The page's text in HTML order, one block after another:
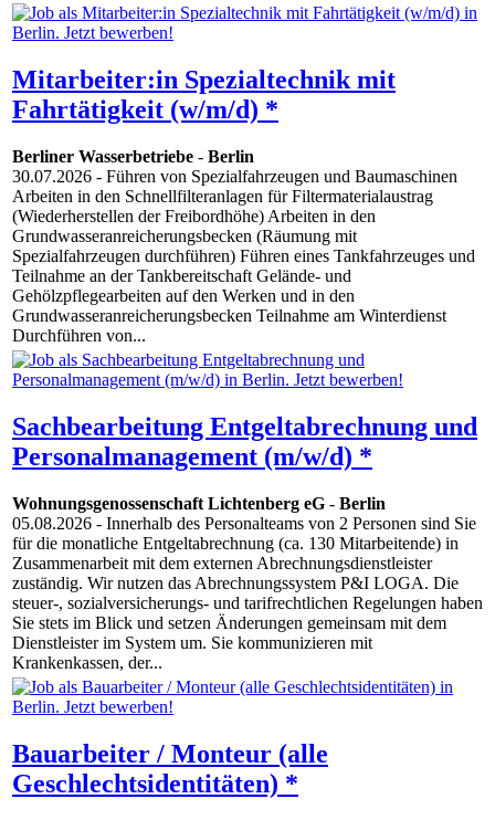
Mitarbeiter:in Spezialtechnik mit
Fahrtätigkeit (w/m/d) *
Berliner Wasserbetriebe - Berlin
30.07.2026 - Führen von Spezialfahrzeugen und Baumaschinen
Arbeiten in den Schnellfilteranlagen für Filtermaterialaustrag
(Wiederherstellen der Freibordhöhe) Arbeiten in den
Grundwasseranreicherungsbecken (Räumung mit
Spezialfahrzeugen durchführen) Führen eines Tankfahrzeuges und
Teilnahme an der Tankbereitschaft Gelände- und
Gehölzpflegearbeiten auf den Werken und in den
Grundwasseranreicherungsbecken Teilnahme am Winterdienst
Durchführen von...
Sachbearbeitung Entgeltabrechnung und
Personalmanagement (m/w/d) *
Wohnungsgenossenschaft Lichtenberg eG - Berlin
05.08.2026 - Innerhalb des Personalteams von 2 Personen sind Sie
für die monatliche Entgeltabrechnung (ca. 130 Mitarbeitende) in
Zusammenarbeit mit dem externen Abrechnungsdienstleister
zuständig. Wir nutzen das Abrechnungssystem P&I LOGA. Die
steuer-, sozialversicherungs- und tarifrechtlichen Regelungen haben
Sie stets im Blick und setzen Änderungen gemeinsam mit dem
Dienstleister im System um. Sie kommunizieren mit
Krankenkassen, der...
Bauarbeiter / Monteur (alle
Geschlechtsidentitäten) *